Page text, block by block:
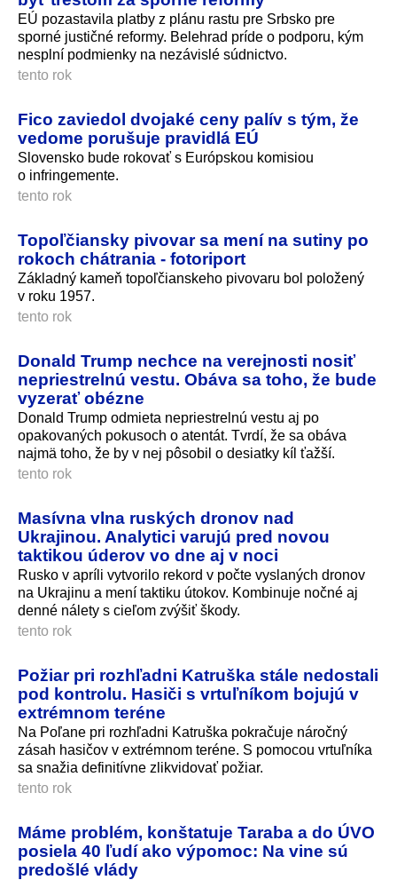
EÚ pozastavila platby z plánu rastu pre Srbsko pre
sporné justičné reformy. Belehrad príde o podporu, kým
nesplní podmienky na nezávislé súdnictvo.
tento rok
Fico zaviedol dvojaké ceny palív s tým, že
vedome porušuje pravidlá EÚ
Slovensko bude rokovať s Európskou komisiou
o infringemente.
tento rok
Topoľčiansky pivovar sa mení na sutiny po
rokoch chátrania - fotoriport
Základný kameň topoľčianskeho pivovaru bol položený
v roku 1957.
tento rok
Donald Trump nechce na verejnosti nosiť
nepriestrelnú vestu. Obáva sa toho, že bude
vyzerať obézne
Donald Trump odmieta nepriestrelnú vestu aj po
opakovaných pokusoch o atentát. Tvrdí, že sa obáva
najmä toho, že by v nej pôsobil o desiatky kíl ťažší.
tento rok
Masívna vlna ruských dronov nad
Ukrajinou. Analytici varujú pred novou
taktikou úderov vo dne aj v noci
Rusko v apríli vytvorilo rekord v počte vyslaných dronov
na Ukrajinu a mení taktiku útokov. Kombinuje nočné aj
denné nálety s cieľom zvýšiť škody.
tento rok
Požiar pri rozhľadni Katruška stále nedostali
pod kontrolu. Hasiči s vrtuľníkom bojujú v
extrémnom teréne
Na Poľane pri rozhľadni Katruška pokračuje náročný
zásah hasičov v extrémnom teréne. S pomocou vrtuľníka
sa snažia definitívne zlikvidovať požiar.
tento rok
Máme problém, konštatuje Taraba a do ÚVO
posiela 40 ľudí ako výpomoc: Na vine sú
predošlé vlády